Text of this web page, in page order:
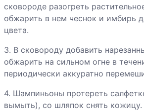
Рататуй
каштановый
Рататуй
пестрый
Рататуй винный
сковороде разогреть
обжарить в нем чеснок и имбирь
цвета.
3. В сковороду добавить
обжарить на сильном огне в
периодически аккуратно
4. Шампиньоны протереть
вымыть), со шляпок снять